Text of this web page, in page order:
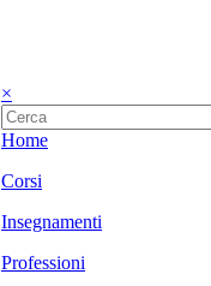
×
Home
Corsi
Insegnamenti
Professioni